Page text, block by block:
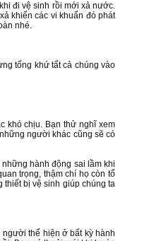
đi vệ sinh rồi mới xả nước.
khiến các vi khuẩn đó phát
nhé.
tống khứ tất cả chúng vào
khó chịu. Bạn thử nghĩ xem
người khác cũng sẽ có
hành động sai lầm khi
trọng, thậm chí họ còn tổ
thiết bị vệ sinh giúp chúng ta
thể hiện ở bất kỳ hành